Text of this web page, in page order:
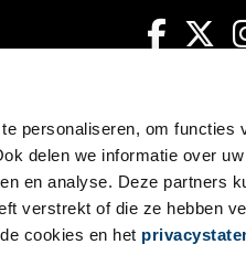
personaliseren, om functies
delen we informatie over
en analyse. Deze partners
verstrekt of die ze hebben
cookies en het